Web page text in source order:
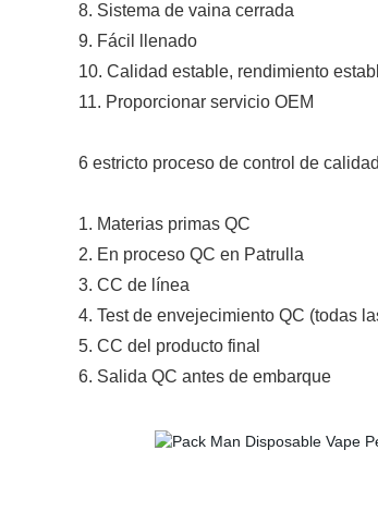
8. Sistema de vaina cerrada
9. Fácil llenado
10. Calidad estable, rendimiento
11. Proporcionar servicio OEM
6 estricto proceso de control de
1. Materias primas QC
2. En proceso QC en Patrulla
3. CC de línea
4. Test de envejecimiento QC (todas
5. CC del producto final
6. Salida QC antes de embarque